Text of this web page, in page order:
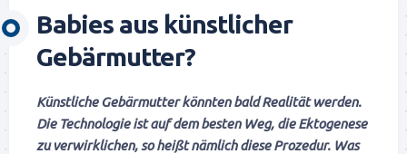
Babies aus künstlicher
Gebärmutter?
Künstliche Gebärmutter könnten bald Realität werden.
Die Technologie ist auf dem besten Weg, die Ektogenese
zu verwirklichen, so heißt nämlich diese Prozedur. Was